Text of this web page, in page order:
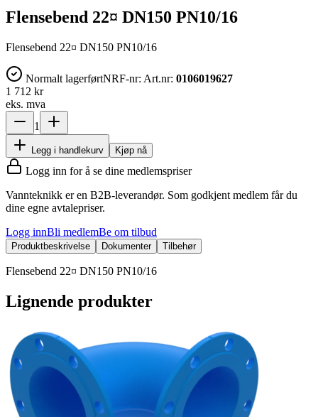
Flensebend 22¤ DN150 PN10/16
Flensebend 22¤ DN150 PN10/16
Normalt lagerførtNRF-nr: Art.nr: 0106019627
1 712 kr
eks. mva
1
Legg i handlekurv Kjøp nå
Logg inn for å se dine medlemspriser
Vannteknikk er en B2B-leverandør. Som godkjent medlem får du
dine egne avtalepriser.
Logg innBli medlemBe om tilbud
Produktbeskrivelse Dokumenter Tilbehør
Flensebend 22¤ DN150 PN10/16
Lignende produkter